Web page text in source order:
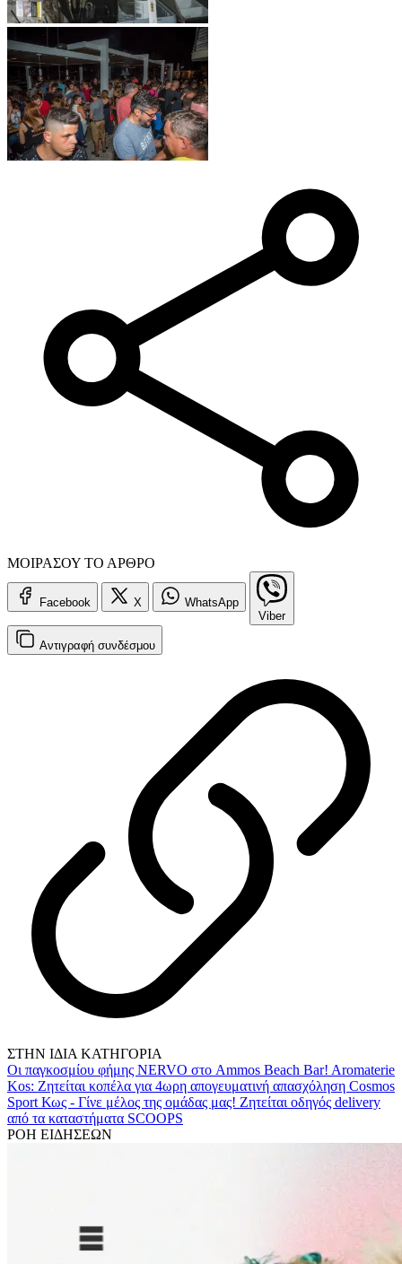
ΜΟΙΡΑΣΟΥ ΤΟ ΑΡΘΡΟ
Facebook X
WhatsApp
Viber
Αντιγραφή συνδέσμου
ΣΤΗΝ ΙΔΙΑ ΚΑΤΗΓΟΡΙΑ
Οι παγκοσμίου φήμης NERVO στο Ammos Beach Bar! Aromaterie
Kos: Ζητείται κοπέλα για 4ωρη απογευματινή απασχόληση Cosmos
Sport Κως - Γίνε μέλος της ομάδας μας! Ζητείται οδηγός delivery
από τα καταστήματα SCOOPS
ΡΟΗ ΕΙΔΗΣΕΩΝ